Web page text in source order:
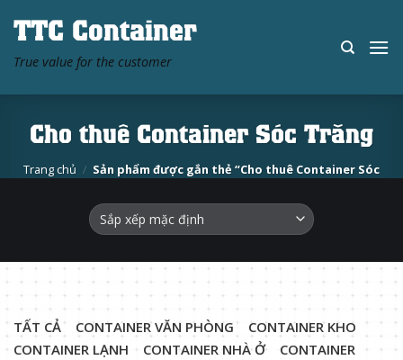
content
TTC Container
True value for the customer
Cho thuê Container Sóc Trăng
Trang chủ / Sản phẩm được gắn thẻ “Cho thuê Container Sóc
Trăng”
TẤT CẢ CONTAINER VĂN PHÒNG
CONTAINER KHO
CONTAINER LẠNH
CONTAINER NHÀ Ở
CONTAINER